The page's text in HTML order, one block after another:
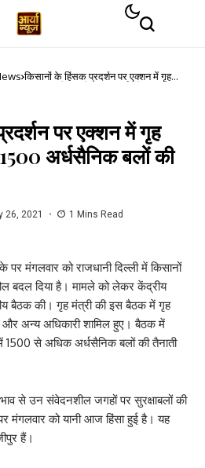
किसानों के हिंसक प्रदर्शन पर एक्शन में गृह
पर एक्शन में गृह
अर्धसैनिक बलों की
26, 2021 1 Mins Read
मंगलवार को राजधानी दिल्ली में किसानों
बदल दिया है। मामले को लेकर केंद्रीय
बैठक की। गृह मंत्री की इस बैठक में गृह
और अन्य अधिकारी शामिल हुए। बैठक में
1500 से अधिक अर्धसैनिक बलों की तैनाती
से उन संवेदनशील जगहों पर सुरक्षाबलों की
मंगलवार को यानी आज हिंसा हुई है। यह
हैं।